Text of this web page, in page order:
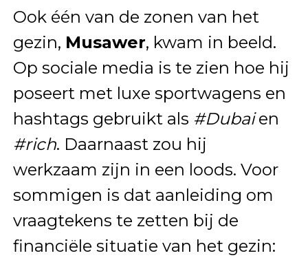
Ook één van de zonen van het
gezin, Musawer, kwam in beeld.
Op sociale media is te zien hoe hij
poseert met luxe sportwagens en
hashtags gebruikt als #Dubaien
#rich. Daarnaast zou hij
werkzaam zijn in een loods. Voor
sommigen is dat aanleiding om
vraagtekens te zetten bij de
financiële situatie van het gezin: